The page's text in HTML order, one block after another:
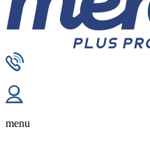
menu